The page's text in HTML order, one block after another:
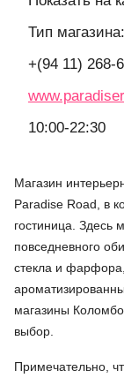
Тип
+(94 11) 268-
10:00-22:30
Магазин
Paradise Road, в
гостиница. Здесь
повседневного
стекла и
магазины
выбор.
Примечательно,